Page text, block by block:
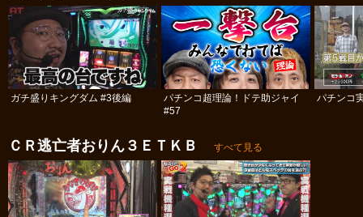
ガチ盛りキングダム #3後編
パチンコ超理論！ドテ助ジャイ
#57
パチンコ
ＣＲ逃亡者おりん３ＥＴＫＢ すべて見る